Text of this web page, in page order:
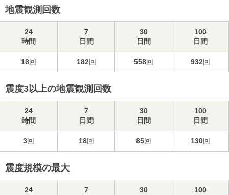
地震観測回数
24
時間
7
日間
30
日間
100
日間
18回 182回 558回 932回
震度3以上の地震観測回数
24
時間
7
日間
30
日間
100
日間
3回 18回 85回 130回
震度規模の最大
24
7
30
100